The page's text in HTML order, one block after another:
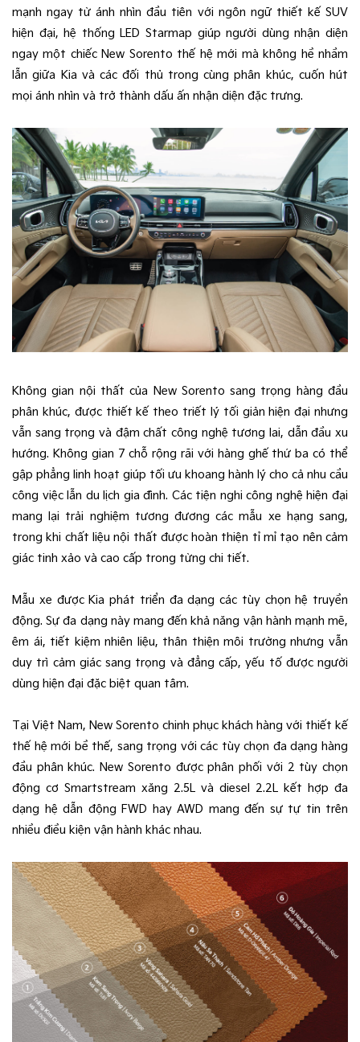
mạnh ngay từ ánh nhìn đầu tiên với ngôn ngữ thiết kế SUV
hiện đại, hệ thống LED Starmap giúp người dùng nhận diện
ngay một chiếc New Sorento thế hệ mới mà không hề nhầm
lẫn giữa Kia và các đối thủ trong cùng phân khúc, cuốn hút
mọi ánh nhìn và trở thành dấu ấn nhận diện đặc trưng.
Không gian nội thất của New Sorento sang trọng hàng đầu
phân khúc, được thiết kế theo triết lý tối giản hiện đại nhưng
vẫn sang trọng và đậm chất công nghệ tương lai, dẫn đầu xu
hướng. Không gian 7 chỗ rộng rãi với hàng ghế thứ ba có thể
gập phẳng linh hoạt giúp tối ưu khoang hành lý cho cả nhu cầu
công việc lẫn du lịch gia đình. Các tiện nghi công nghệ hiện đại
mang lại trải nghiệm tương đương các mẫu xe hạng sang,
trong khi chất liệu nội thất được hoàn thiện tỉ mỉ tạo nên cảm
giác tinh xảo và cao cấp trong từng chi tiết.
Mẫu xe được Kia phát triển đa dạng các tùy chọn hệ truyền
động. Sự đa dạng này mang đến khả năng vận hành mạnh mẽ,
êm ái, tiết kiệm nhiên liệu, thân thiện môi trường nhưng vẫn
duy trì cảm giác sang trọng và đẳng cấp, yếu tố được người
dùng hiện đại đặc biệt quan tâm.
Tại Việt Nam, New Sorento chinh phục khách hàng với thiết kế
thế hệ mới bề thế, sang trọng với các tùy chọn đa dạng hàng
đầu phân khúc. New Sorento được phân phối với 2 tùy chọn
động cơ Smartstream xăng 2.5L và diesel 2.2L kết hợp đa
dạng hệ dẫn động FWD hay AWD mang đến sự tự tin trên
nhiều điều kiện vận hành khác nhau.